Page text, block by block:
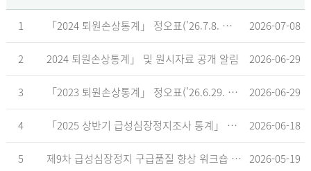
1 「2024 퇴원손상통계」 정오표('26.7.8. 기준) 2026-07-08
2 2024 퇴원손상통계」 및 원시자료 공개 알림 2026-06-29
3 「2023 퇴원손상통계」 정오표('26.6.29. 기준) 2026-06-29
4 「2025 상반기 급성심장정지조사 통계」 공표 2026-06-18
5 제9차 급성심장정지 구급품질 향상 워크숍 개최 안내 2026-05-19